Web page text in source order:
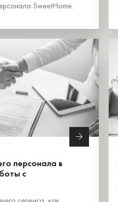
SweetHome.
персонала в
с